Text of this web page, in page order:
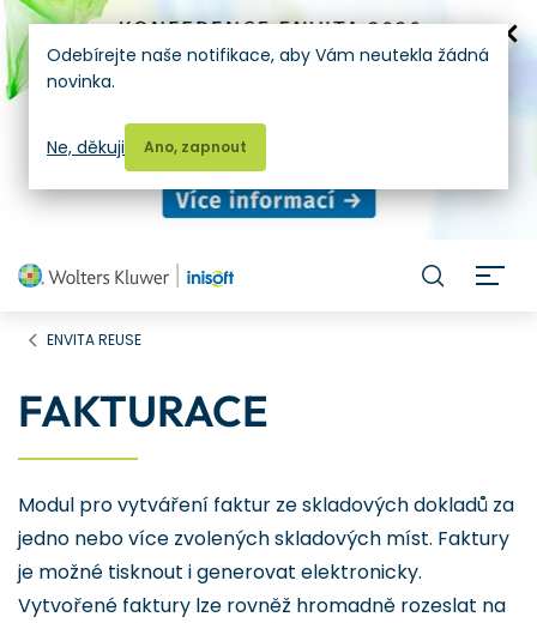
ENVITA REUSE
FAKTURACE
Modul pro vytváření faktur ze skladových dokladů za
jedno nebo více zvolených skladových míst. Faktury
je možné tisknout i generovat elektronicky.
Vytvořené faktury lze rovněž hromadně rozeslat na
Odebírejte naše notifikace, aby Vám neutekla žádná
novinka.
Ano, zapnout
Ne, děkuji